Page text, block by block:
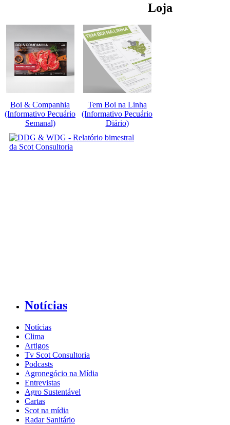
Loja
Boi & Companhia
(Informativo Pecuário
Semanal)
Tem Boi na Linha
(Informativo Pecuário
Diário)
Notícias
Notícias
Clima
Artigos
Tv Scot Consultoria
Podcasts
Agronegócio na Mídia
Entrevistas
Agro Sustentável
Cartas
Scot na mídia
Radar Sanitário